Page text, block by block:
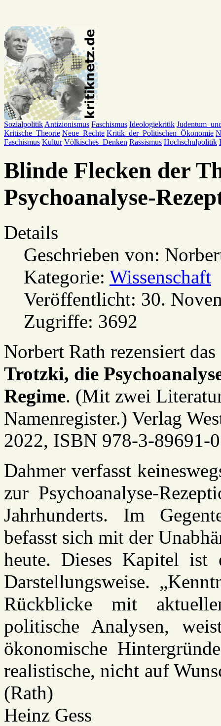
Sozialpolitik Antizionismus Faschismus Ideologiekritik
Kritische_Theorie Neue_Rechte Kritik_der_Politischen_Ökonomie
Faschismus Kultur Völkisches_Denken Rassismus Hochschulpolitik
Blinde Flecken der
Psychoanalyse-
Details
Geschrieben von:
Kategorie: Wissenschaft
Veröffentlicht: 30.
Zugriffe: 3692
Norbert Rath rezensiert
Trotzki, die
Regime. (Mit zwei
Namenregister.) Verlag
2022, ISBN 978-3-89691-
Dahmer verfasst
zur Psychoanalyse-
Jahrhunderts. Im
befasst sich mit der
heute. Dieses Kapitel ist
Darstellungsweise.
Rückblicke mit
politische Analysen,
ökonomische
realistische, nicht auf
(Rath)
Heinz Gess